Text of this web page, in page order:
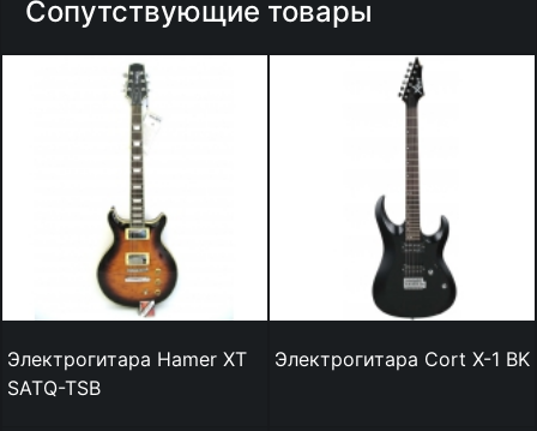
Сопутствующие товары
Электрогитара Hamer XT
SATQ-TSB
Электрогитара Cort X-1 BK